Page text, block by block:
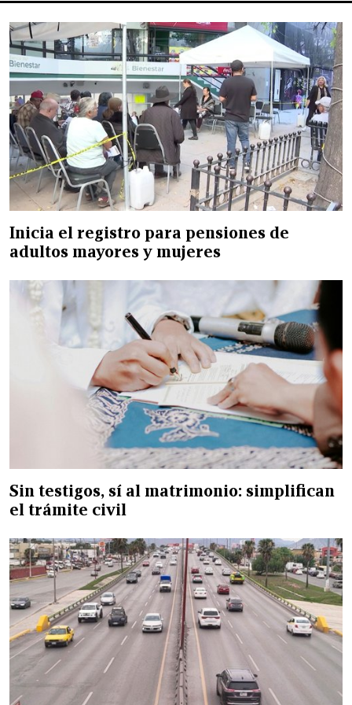
Inicia el registro para pensiones de
adultos mayores y mujeres
Sin testigos, sí al matrimonio: simplifican
el trámite civil